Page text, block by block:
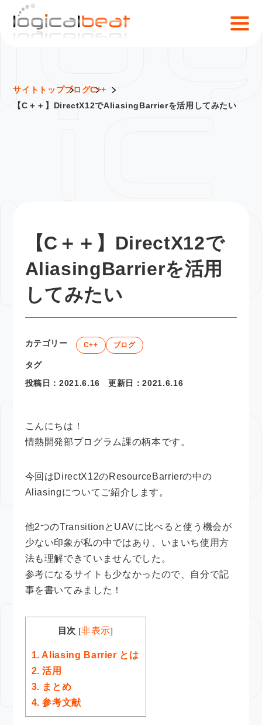
サイトトップブログC++
【C＋＋】DirectX12でAliasingBarrierを活用してみたい
【C＋＋】DirectX12で
AliasingBarrierを活用
してみたい
カテゴリー C++ ブログ
タグ
投稿日：2021.6.16 更新日：2021.6.16
こんにちは！
情熱開発部プログラム課の柄本です。
今回はDirectX12のResourceBarrierの中の
Aliasingについてご紹介します。
他2つのTransitionとUAVに比べると使う機会が
少ない印象が私の中ではあり、いまいち使用方
法も理解できていませんでした。
参考になるサイトも少なかったので、自分で記
事を書いてみました！
目次 [非表示]
1. Aliasing Barrier とは
2. 活用
3. まとめ
4. 参考文献